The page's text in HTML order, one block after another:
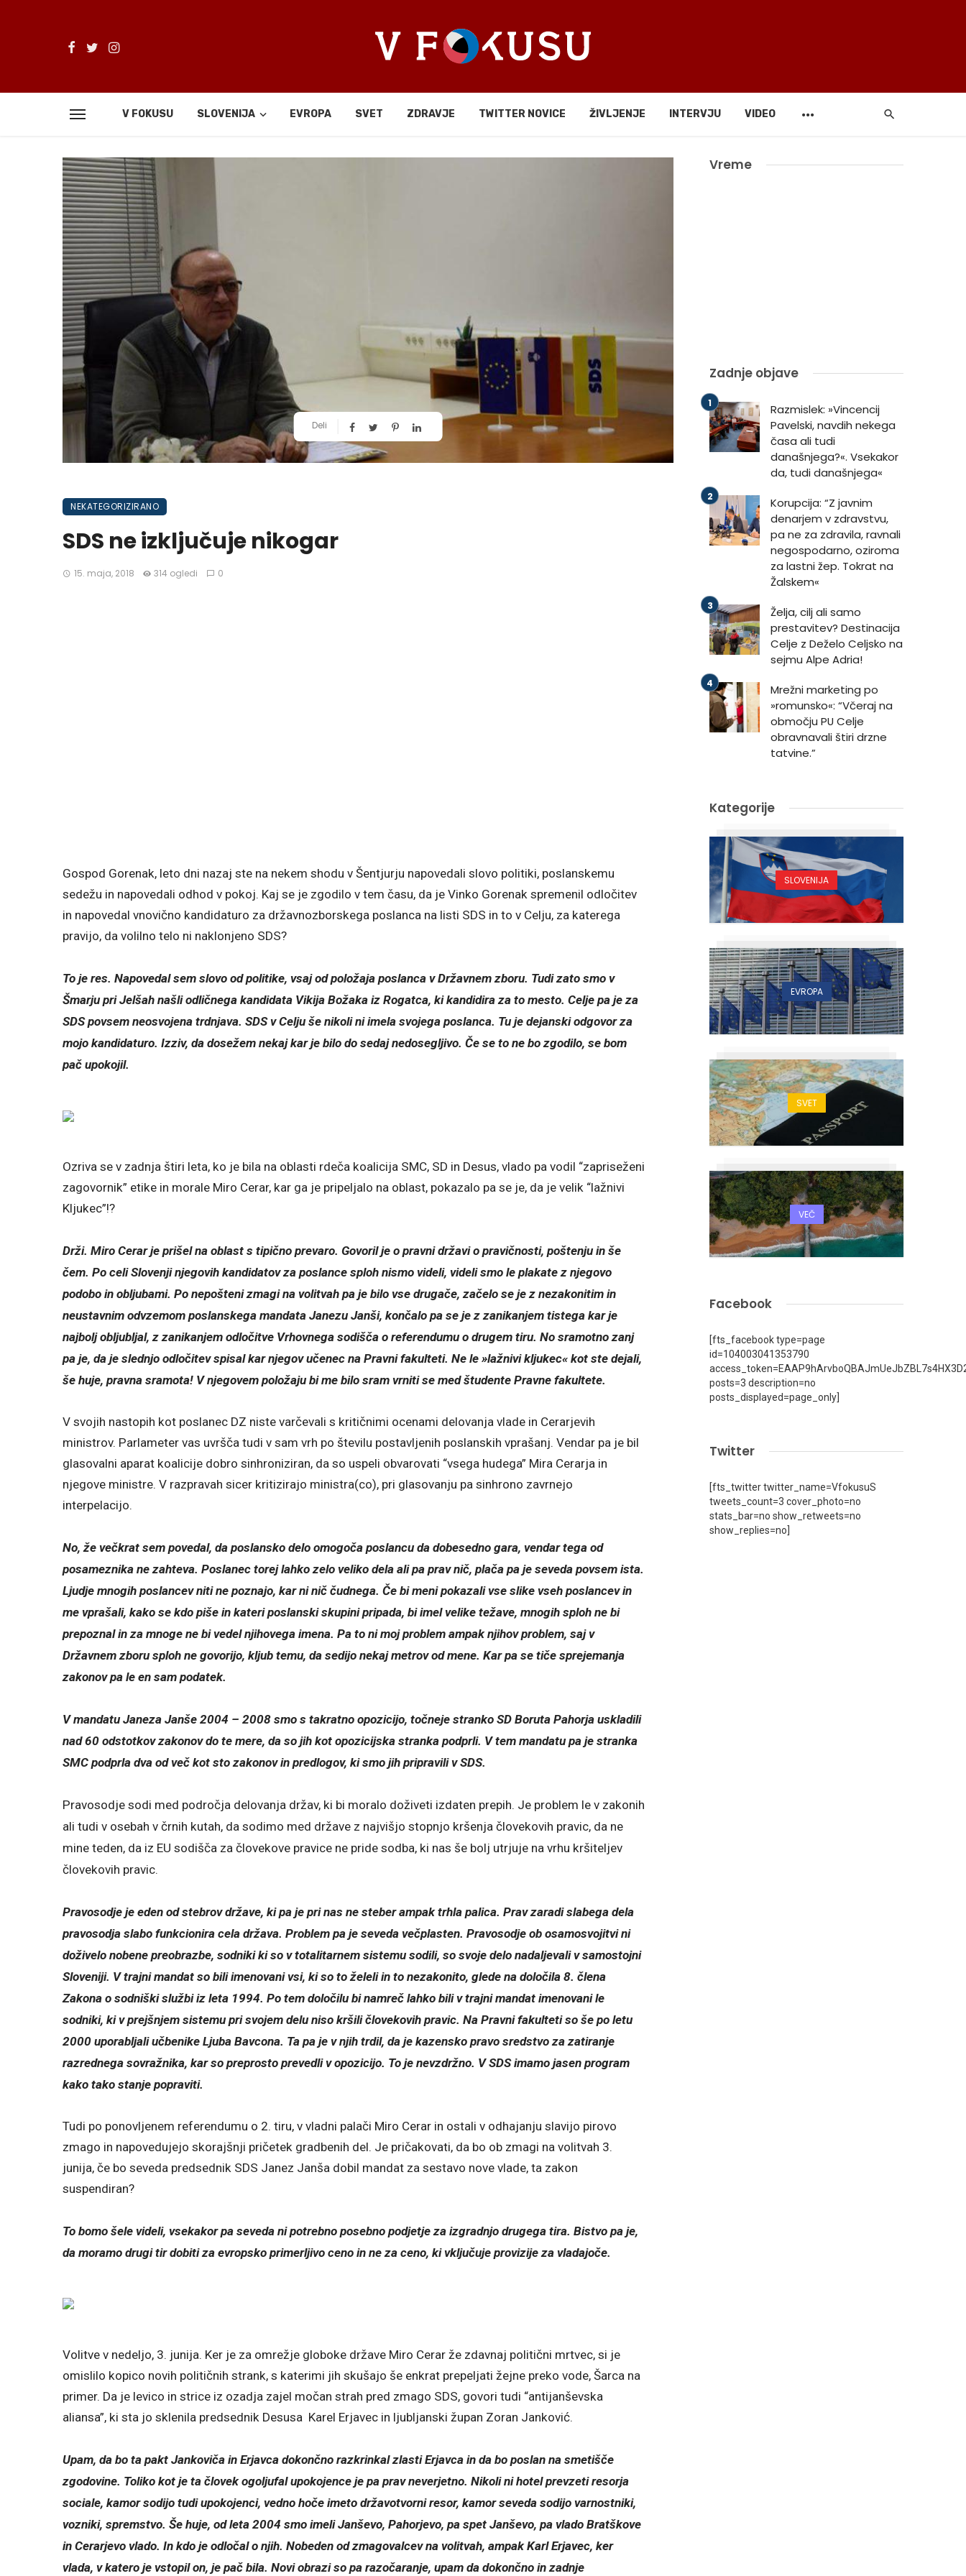
V FOKUSU SLOVENIJA EVROPA SVET ZDRAVJE TWITTER NOVICE ŽIVLJENJE INTERVJU VIDEO
Deli
NEKATEGORIZIRANO
SDS ne izključuje nikogar
15. maja, 2018 314 ogledi 0
Gospod Gorenak, leto dni nazaj ste na nekem shodu v Šentjurju napovedali slovo politiki, poslanskemu
sedežu in napovedali odhod v pokoj. Kaj se je zgodilo v tem času, da je Vinko Gorenak spremenil odločitev
in napovedal vnovično kandidaturo za državnozborskega poslanca na listi SDS in to v Celju, za katerega
pravijo, da volilno telo ni naklonjeno SDS?
To je res. Napovedal sem slovo od politike, vsaj od položaja poslanca v Državnem zboru. Tudi zato smo v
Šmarju pri Jelšah našli odličnega kandidata Vikija Božaka iz Rogatca, ki kandidira za to mesto. Celje pa je za
SDS povsem neosvojena trdnjava. SDS v Celju še nikoli ni imela svojega poslanca. Tu je dejanski odgovor za
mojo kandidaturo. Izziv, da dosežem nekaj kar je bilo do sedaj nedosegljivo. Če se to ne bo zgodilo, se bom
pač upokojil.
Ozriva se v zadnja štiri leta, ko je bila na oblasti rdeča koalicija SMC, SD in Desus, vlado pa vodil “zapriseženi
zagovornik” etike in morale Miro Cerar, kar ga je pripeljalo na oblast, pokazalo pa se je, da je velik “lažnivi
Kljukec”!?
Drži. Miro Cerar je prišel na oblast s tipično prevaro. Govoril je o pravni državi o pravičnosti, poštenju in še
čem. Po celi Slovenji njegovih kandidatov za poslance sploh nismo videli, videli smo le plakate z njegovo
podobo in obljubami. Po nepošteni zmagi na volitvah pa je bilo vse drugače, začelo se je z nezakonitim in
neustavnim odvzemom poslanskega mandata Janezu Janši, končalo pa se je z zanikanjem tistega kar je
najbolj obljubljal, z zanikanjem odločitve Vrhovnega sodišča o referendumu o drugem tiru. No sramotno zanj
pa je, da je slednjo odločitev spisal kar njegov učenec na Pravni fakulteti. Ne le »lažnivi kljukec« kot ste dejali,
še huje, pravna sramota! V njegovem položaju bi me bilo sram vrniti se med študente Pravne fakultete.
V svojih nastopih kot poslanec DZ niste varčevali s kritičnimi ocenami delovanja vlade in Cerarjevih
ministrov. Parlameter vas uvršča tudi v sam vrh po številu postavljenih poslanskih vprašanj. Vendar pa je bil
glasovalni aparat koalicije dobro sinhroniziran, da so uspeli obvarovati “vsega hudega” Mira Cerarja in
njegove ministre. V razpravah sicer kritizirajo ministra(co), pri glasovanju pa sinhrono zavrnejo
interpelacijo.
No, že večkrat sem povedal, da poslansko delo omogoča poslancu da dobesedno gara, vendar tega od
posameznika ne zahteva. Poslanec torej lahko zelo veliko dela ali pa prav nič, plača pa je seveda povsem ista.
Ljudje mnogih poslancev niti ne poznajo, kar ni nič čudnega. Če bi meni pokazali vse slike vseh poslancev in
me vprašali, kako se kdo piše in kateri poslanski skupini pripada, bi imel velike težave, mnogih sploh ne bi
prepoznal in za mnoge ne bi vedel njihovega imena. Pa to ni moj problem ampak njihov problem, saj v
Državnem zboru sploh ne govorijo, kljub temu, da sedijo nekaj metrov od mene. Kar pa se tiče sprejemanja
zakonov pa le en sam podatek.
V mandatu Janeza Janše 2004 – 2008 smo s takratno opozicijo, točneje stranko SD Boruta Pahorja uskladili
nad 60 odstotkov zakonov do te mere, da so jih kot opozicijska stranka podprli. V tem mandatu pa je stranka
SMC podprla dva od več kot sto zakonov in predlogov, ki smo jih pripravili v SDS.
Pravosodje sodi med področja delovanja držav, ki bi moralo doživeti izdaten prepih. Je problem le v zakonih
ali tudi v osebah v črnih kutah, da sodimo med države z najvišjo stopnjo kršenja človekovih pravic, da ne
mine teden, da iz EU sodišča za človekove pravice ne pride sodba, ki nas še bolj utrjuje na vrhu kršiteljev
človekovih pravic.
Pravosodje je eden od stebrov države, ki pa je pri nas ne steber ampak trhla palica. Prav zaradi slabega dela
pravosodja slabo funkcionira cela država. Problem pa je seveda večplasten. Pravosodje ob osamosvojitvi ni
doživelo nobene preobrazbe, sodniki ki so v totalitarnem sistemu sodili, so svoje delo nadaljevali v samostojni
Sloveniji. V trajni mandat so bili imenovani vsi, ki so to želeli in to nezakonito, glede na določila 8. člena
Zakona o sodniški službi iz leta 1994. Po tem določilu bi namreč lahko bili v trajni mandat imenovani le
sodniki, ki v prejšnjem sistemu pri svojem delu niso kršili človekovih pravic. Na Pravni fakulteti so še po letu
2000 uporabljali učbenike Ljuba Bavcona. Ta pa je v njih trdil, da je kazensko pravo sredstvo za zatiranje
razrednega sovražnika, kar so preprosto prevedli v opozicijo. To je nevzdržno. V SDS imamo jasen program
kako tako stanje popraviti.
Tudi po ponovljenem referendumu o 2. tiru, v vladni palači Miro Cerar in ostali v odhajanju slavijo pirovo
zmago in napovedujejo skorajšnji pričetek gradbenih del. Je pričakovati, da bo ob zmagi na volitvah 3.
junija, če bo seveda predsednik SDS Janez Janša dobil mandat za sestavo nove vlade, ta zakon
suspendiran?
To bomo šele videli, vsekakor pa seveda ni potrebno posebno podjetje za izgradnjo drugega tira. Bistvo pa je,
da moramo drugi tir dobiti za evropsko primerljivo ceno in ne za ceno, ki vključuje provizije za vladajoče.
Volitve v nedeljo, 3. junija. Ker je za omrežje globoke države Miro Cerar že zdavnaj politični mrtvec, si je
omislilo kopico novih političnih strank, s katerimi jih skušajo še enkrat prepeljati žejne preko vode, Šarca na
primer. Da je levico in strice iz ozadja zajel močan strah pred zmago SDS, govori tudi “antijanševska
aliansa”, ki sta jo sklenila predsednik Desusa Karel Erjavec in ljubljanski župan Zoran Janković.
Upam, da bo ta pakt Jankoviča in Erjavca dokončno razkrinkal zlasti Erjavca in da bo poslan na smetišče
zgodovine. Toliko kot je ta človek ogoljufal upokojence je pa prav neverjetno. Nikoli ni hotel prevzeti resorja
sociale, kamor sodijo tudi upokojenci, vedno hoče imeto državotvorni resor, kamor seveda sodijo varnostniki,
vozniki, spremstvo. Še huje, od leta 2004 smo imeli Janševo, Pahorjevo, pa spet Janševo, pa vlado Bratškove
in Cerarjevo vlado. In kdo je odločal o njih. Nobeden od zmagovalcev na volitvah, ampak Karl Erjavec, ker
vlada, v katero je vstopil on, je pač bila. Novi obrazi so pa razočaranje, upam da dokončno in zadnje
Vreme
Zadnje objave
Razmislek: »Vincencij
Pavelski, navdih nekega
časa ali tudi
današnjega?«. Vsekakor
da, tudi današnjega«
Korupcija: “Z javnim
denarjem v zdravstvu,
pa ne za zdravila, ravnali
negospodarno, oziroma
za lastni žep. Tokrat na
Žalskem«
Želja, cilj ali samo
prestavitev? Destinacija
Celje z Deželo Celjsko na
sejmu Alpe Adria!
Mrežni marketing po
»romunsko«: “Včeraj na
območju PU Celje
obravnavali štiri drzne
tatvine.”
Kategorije
SLOVENIJA
EVROPA
SVET
VEČ
Facebook
[fts_facebook type=page
id=104003041353790
posts=3 description=no
posts_displayed=page_only]
Twitter
[fts_twitter twitter_name=VfokusuS
tweets_count=3 cover_photo=no
stats_bar=no show_retweets=no
show_replies=no]